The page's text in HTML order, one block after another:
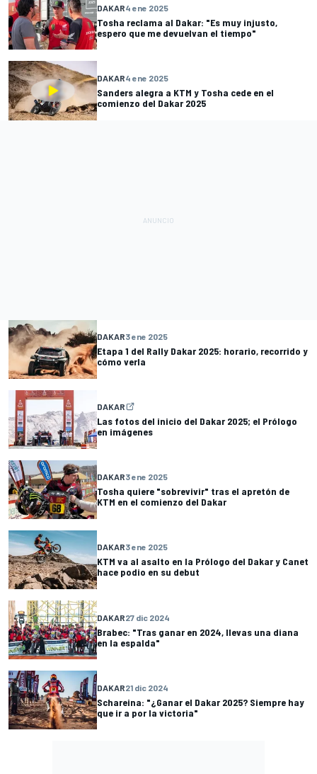
DAKAR4 ene 2025
Tosha reclama al Dakar: "Es muy injusto,
espero que me devuelvan el tiempo"
DAKAR4 ene 2025
Sanders alegra a KTM y Tosha cede en el
comienzo del Dakar 2025
DAKAR3 ene 2025
Etapa 1 del Rally Dakar 2025: horario, recorrido y
cómo verla
DAKAR
Las fotos del inicio del Dakar 2025; el Prólogo
en imágenes
DAKAR3 ene 2025
Tosha quiere "sobrevivir" tras el apretón de
KTM en el comienzo del Dakar
DAKAR3 ene 2025
KTM va al asalto en la Prólogo del Dakar y Canet
hace podio en su debut
DAKAR27 dic 2024
Brabec: "Tras ganar en 2024, llevas una diana
en la espalda"
DAKAR21 dic 2024
Schareina: "¿Ganar el Dakar 2025? Siempre hay
que ir a por la victoria"